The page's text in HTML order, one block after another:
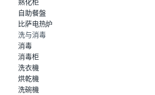
熟化柜
自助餐盤
比萨电热炉
洗与消毒
消毒
消毒柜
洗衣機
烘乾機
洗碗機